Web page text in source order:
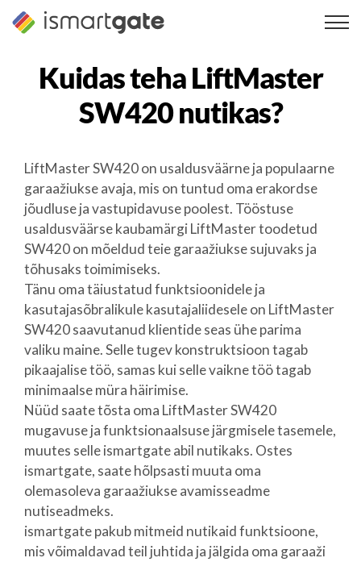
Skip
Kuidas tehaLiftMaster
SW420nutikas?
LiftMaster SW420 on usaldusväärne ja populaarne
garaažiukse avaja, mis on tuntud oma erakordse
jõudluse ja vastupidavuse poolest. Tööstuse
usaldusväärse kaubamärgi LiftMaster toodetud
SW420 on mõeldud teie garaažiukse sujuvaks ja
tõhusaks toimimiseks.
Tänu oma täiustatud funktsioonidele ja
kasutajasõbralikule kasutajaliidesele on LiftMaster
SW420 saavutanud klientide seas ühe parima
valiku maine. Selle tugev konstruktsioon tagab
pikaajalise töö, samas kui selle vaikne töö tagab
minimaalse müra häirimise.
Nüüd saate tõsta oma LiftMaster SW420
mugavuse ja funktsionaalsuse järgmisele tasemele,
muutes selle ismartgate abil nutikaks. Ostes
ismartgate, saate hõlpsasti muuta oma
olemasoleva garaažiukse avamisseadme
nutiseadmeks.
ismartgate pakub mitmeid nutikaid funktsioone,
mis võimaldavad teil juhtida ja jälgida oma garaaži